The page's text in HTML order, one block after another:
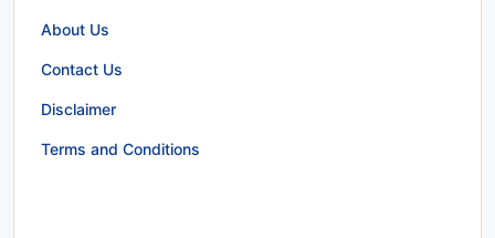
About Us
Contact Us
Disclaimer
Terms and Conditions